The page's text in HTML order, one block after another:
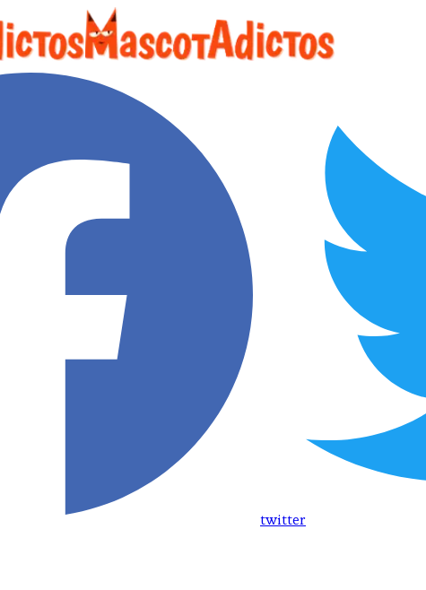
twitter